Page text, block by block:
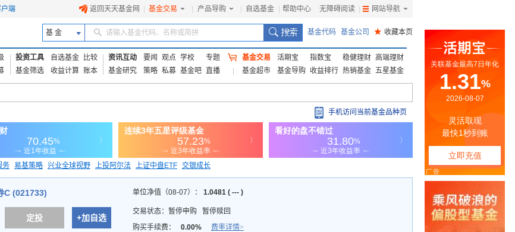
端 返回天天基金网 基金交易 产品导购 自选基金 帮助中心 无障碍阅读 网站导航
基 金 请输入基金代码、名称或简拼 基金代码 基金公司 ★ 收藏本页
投资工具 自选基金
比较
基金筛选
收益计算 账本
资讯互动 要闻 观点 学校
专题
基金研究
策略 私募 基金吧 直播
基金交易 活期宝 指数宝 稳健理财 高端理财
基金超市
基金导购 收益排行 热销基金 五星基金
手机访问当前基金品种页
务 易基策略 兴业全球视野 上投阿尔法 上证中盘ETF 交银成长
C (021733)
定投 +加自选
单位净值（08-07）： 1.0481 ( --- )
交易状态： 暂停申购
暂停赎回
购买手续费：
0.00% 费率详情>